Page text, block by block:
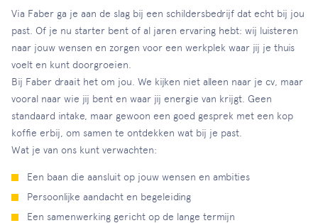
Via Faber ga je aan de slag bij een schildersbedrijf dat echt bij jou
past. Of je nu starter bent of al jaren ervaring hebt: wij luisteren
naar jouw wensen en zorgen voor een werkplek waar jij je thuis
voelt en kunt doorgroeien.
Bij Faber draait het om jou. We kijken niet alleen naar je cv, maar
vooral naar wie jij bent en waar jij energie van krijgt. Geen
standaard intake, maar gewoon een goed gesprek met een kop
koffie erbij, om samen te ontdekken wat bij je past.
Wat je van ons kunt verwachten:
Een baan die aansluit op jouw wensen en ambities
Persoonlijke aandacht en begeleiding
Een samenwerking gericht op de lange termijn